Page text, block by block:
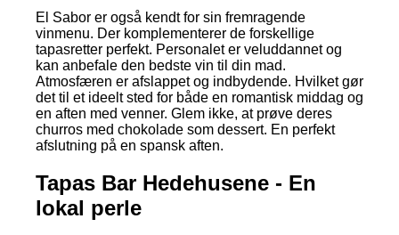
El Sabor er også kendt for sin fremragende
vinmenu. Der komplementerer de forskellige
tapasretter perfekt. Personalet er veluddannet og
kan anbefale den bedste vin til din mad.
Atmosfæren er afslappet og indbydende. Hvilket gør
det til et ideelt sted for både en romantisk middag og
en aften med venner. Glem ikke, at prøve deres
churros med chokolade som dessert. En perfekt
afslutning på en spansk aften.
Tapas Bar Hedehusene - En
lokal perle